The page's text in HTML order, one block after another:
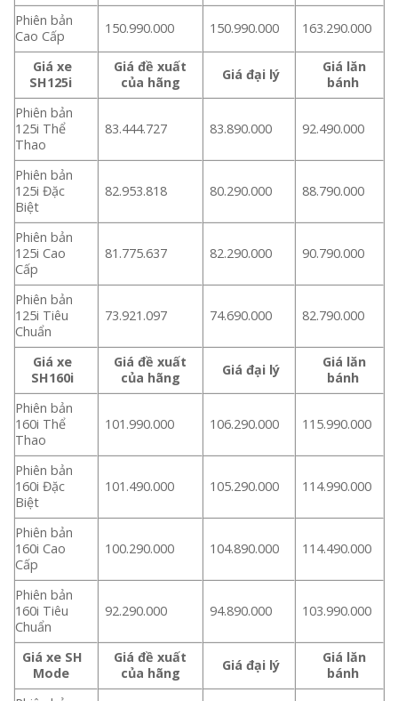
Phiên bản
Cao Cấp
150.990.000 150.990.000 163.290.000
Giá xe
SH125i
Giá đề xuất
của hãng
Giá đại lý
Giá lăn
bánh
Phiên bản
125i Thể
Thao
83.444.727 83.890.000 92.490.000
Phiên bản
125i Đặc
Biệt
82.953.818 80.290.000 88.790.000
Phiên bản
125i Cao
Cấp
81.775.637 82.290.000 90.790.000
Phiên bản
125i Tiêu
Chuẩn
73.921.097 74.690.000 82.790.000
Giá xe
SH160i
Giá đề xuất
của hãng
Giá đại lý
Giá lăn
bánh
Phiên bản
160i Thể
Thao
101.990.000 106.290.000 115.990.000
Phiên bản
160i Đặc
Biệt
101.490.000 105.290.000 114.990.000
Phiên bản
160i Cao
Cấp
100.290.000 104.890.000 114.490.000
Phiên bản
160i Tiêu
Chuẩn
92.290.000 94.890.000 103.990.000
Giá xe SH
Mode
Giá đề xuất
của hãng
Giá đại lý
Giá lăn
bánh